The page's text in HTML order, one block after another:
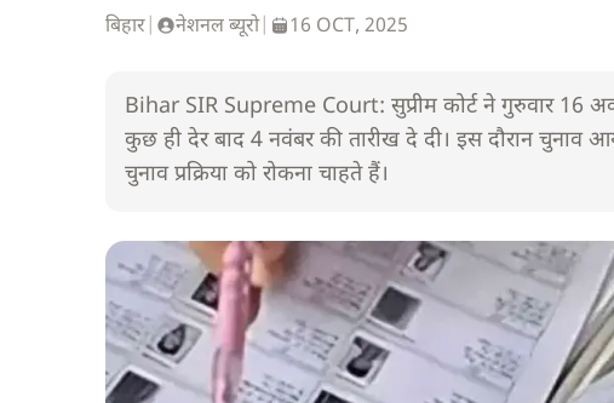
बिहार नेशनल ब्यूरो| 16 OCT, 2025
Bihar SIR Supreme Court: सुप्रीम कोर्ट ने गुरुवार 16
कुछ ही देर बाद 4 नवंबर की तारीख दे दी। इस दौरान चुनाव
चुनाव प्रक्रिया को रोकना चाहते हैं।